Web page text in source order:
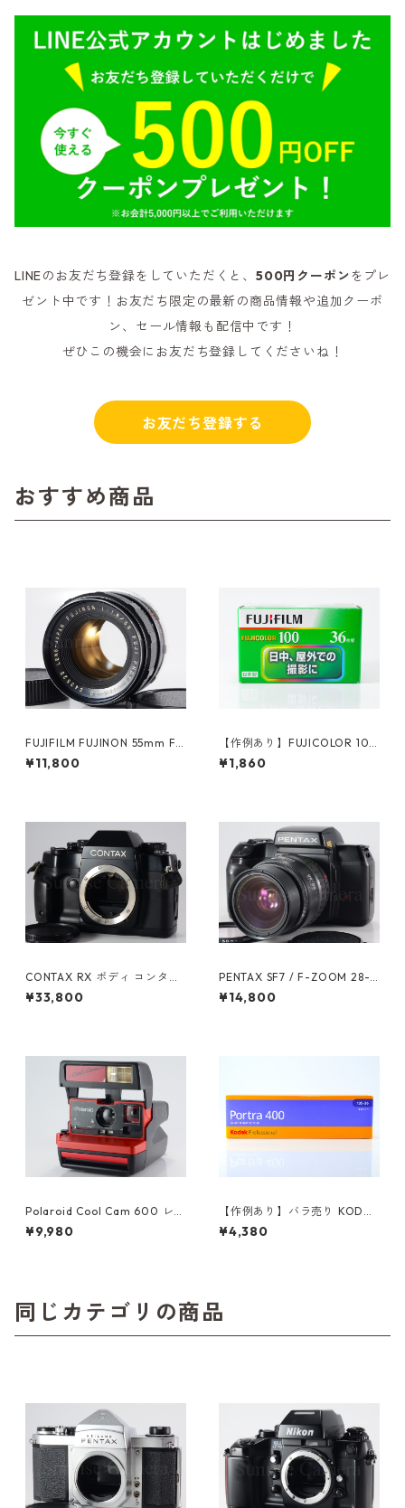
LINEのお友だち登録をしていただくと、500円クーポンをプレ
ゼント中です！お友だち限定の最新の商品情報や追加クーポ
ン、セール情報も配信中です！
ぜひこの機会にお友だち登録してくださいね！
お友だち登録する
おすすめ商品
FUJIFILM FUJINON 55mm F1.
¥11,800
【作例あり】FUJICOLOR 100
36枚撮り 35mmカラーネガフ
ィルム 富士フイルム フジカラ
¥1,860
CONTAX RX ボディ コンタッ
クス（61072）
¥33,800
PENTAX SF7 / F-ZOOM 28-8
0mm F3.5-4.5 ペンタックス
(61605)
¥14,800
Polaroid Cool Cam 600 レッ
¥9,980
【作例あり】バラ売り KODAK
PORTRA 400 カラーネガフィ
ルム 36枚撮り バラ売り コダ
¥4,380
同じカテゴリの商品